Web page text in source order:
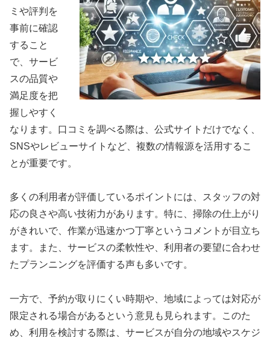
ミや評判を
事前に確認
すること
で、サービ
スの品質や
満足度を把
握しやすく
なります。口コミを調べる際は、公式サイトだけでなく、
SNSやレビューサイトなど、複数の情報源を活用するこ
とが重要です。
多くの利用者が評価しているポイントには、スタッフの対
応の良さや高い技術力があります。特に、掃除の仕上がり
がきれいで、作業が迅速かつ丁寧というコメントが目立ち
ます。また、サービスの柔軟性や、利用者の要望に合わせ
たプランニングを評価する声も多いです。
一方で、予約が取りにくい時期や、地域によっては対応が
限定される場合があるという意見も見られます。このた
め、利用を検討する際は、サービスが自分の地域やスケジ